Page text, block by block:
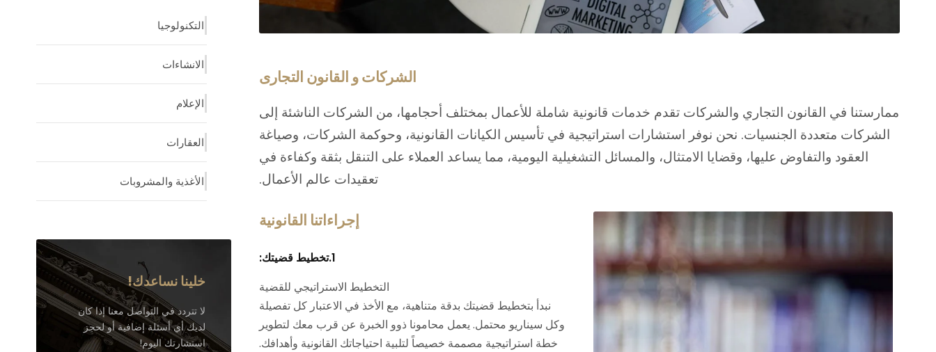
الشركات و القانون التجارى
ممارستنا في القانون التجاري والشركات تقدم خدمات قانونية شاملة للأعمال بمختلف أحجامها، من الشركات الناشئة إلى
الشركات متعددة الجنسيات. نحن نوفر استشارات استراتيجية في تأسيس الكيانات القانونية، وحوكمة الشركات، وصياغة
العقود والتفاوض عليها، وقضايا الامتثال، والمسائل التشغيلية اليومية، مما يساعد العملاء على التنقل بثقة وكفاءة في
تعقيدات عالم الأعمال.
إجراءاتنا القانونية
1.تخطيط قضيتك:
التخطيط الاستراتيجي للقضية
نبدأ بتخطيط قضيتك بدقة متناهية، مع الأخذ في الاعتبار كل تفصيلة
وكل سيناريو محتمل. يعمل محامونا ذوو الخبرة عن قرب معك لتطوير
خطة استراتيجية مصممة خصيصاً لتلبية احتياجاتك القانونية وأهدافك.
التكنولوجيا
الانشاءات
الإعلام
العقارات
الأغذية والمشروبات
خلينا نساعدك!
لا تتردد في التواصل معنا إذا كان
لديك أي أسئلة إضافية أو لحجز
استشارتك اليوم!